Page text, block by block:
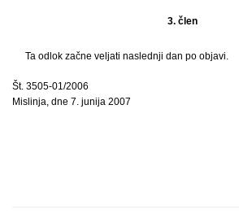
3. člen
Ta odlok začne veljati naslednji dan po objavi.
Št. 3505-01/2006
Mislinja, dne 7. junija 2007